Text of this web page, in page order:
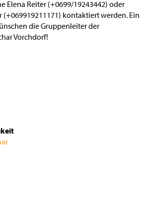
Elena Reiter (+0699/19243442) oder
(+069919211171) kontaktiert werden. Ein
die Gruppenleiter der
Vorchdorf!